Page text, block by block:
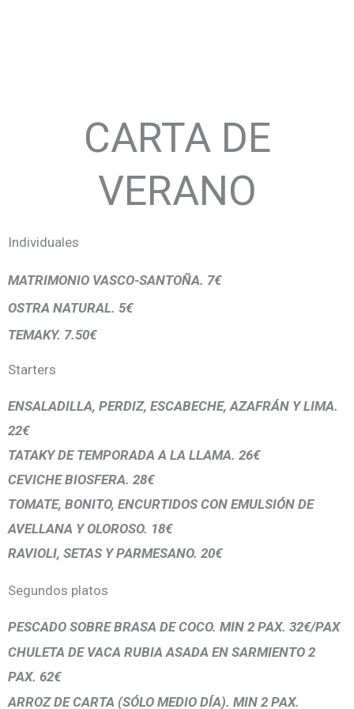
CARTA DE
VERANO
Individuales
MATRIMONIO VASCO-SANTOÑA. 7€
OSTRA NATURAL. 5€
TEMAKY. 7.50€
Starters
ENSALADILLA, PERDIZ, ESCABECHE, AZAFRÁN Y LIMA.
22€
TATAKY DE TEMPORADA A LA LLAMA. 26€
CEVICHE BIOSFERA. 28€
TOMATE, BONITO, ENCURTIDOS CON EMULSIÓN DE
AVELLANA Y OLOROSO. 18€
RAVIOLI, SETAS Y PARMESANO. 20€
Segundos platos
PESCADO SOBRE BRASA DE COCO. MIN 2 PAX. 32€/PAX
CHULETA DE VACA RUBIA ASADA EN SARMIENTO 2
PAX. 62€
ARROZ DE CARTA (SÓLO MEDIO DÍA). MIN 2 PAX.